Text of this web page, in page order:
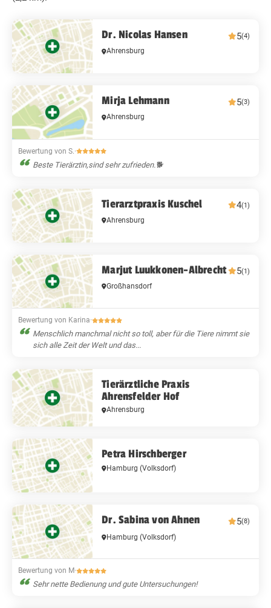
Dr. Nicolas Hansen 5(4)
Ahrensburg
Mirja Lehmann 5(3)
Ahrensburg
Bewertung von S.·
Beste Tierärztin,sind sehr zufrieden.🐕
Tierarztpraxis Kuschel 4(1)
Ahrensburg
Marjut Luukkonen-Albrecht 5(1)
Großhansdorf
Bewertung von Karina·
Menschlich manchmal nicht so toll, aber für die Tiere nimmt sie
sich alle Zeit der Welt und das...
Tierärztliche Praxis
Ahrensfelder Hof
Ahrensburg
Petra Hirschberger
Hamburg(Volksdorf)
Dr. Sabina von Ahnen 5(8)
Hamburg(Volksdorf)
Bewertung von M·
Sehr nette Bedienung und gute Untersuchungen!